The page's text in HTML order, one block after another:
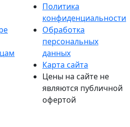
Политика
конфиденциальности
Обработка
персональных
данных
Карта сайта
Цены на сайте не
являются публичной
офертой